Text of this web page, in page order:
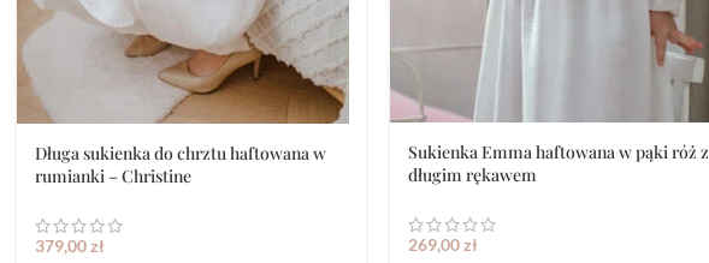
Długa sukienka do chrztu haftowana w
rumianki – Christine
379,00zł
Sukienka Emma haftowana w pąki róż z
długim rękawem
269,00zł